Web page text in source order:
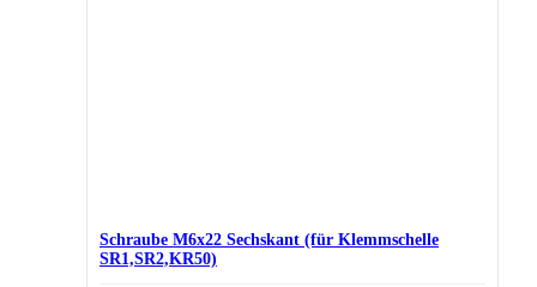
Schraube M6x22 Sechskant (für Klemmschelle
SR1,SR2,KR50)